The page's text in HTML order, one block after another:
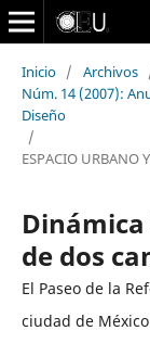
Inicio / Archivos
Núm. 14 (2007):
Diseño
/
ESPACIO URBANO
de dos
El Paseo de la
ciudad de México